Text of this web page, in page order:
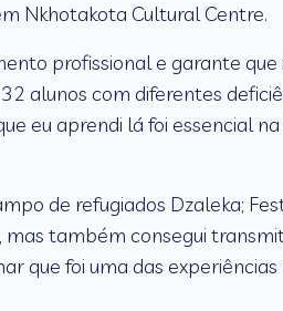
Nkhotakota Cultural Centre.
profissional e garante
alunos com diferentes
eu aprendi lá foi essencial
de refugiados Dzaleka;
também consegui
foi uma das experiências